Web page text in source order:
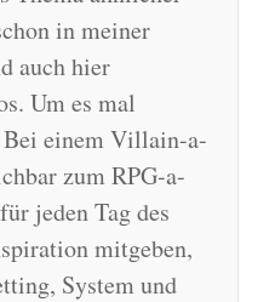
in meiner
auch hier
Um es mal
Bei einem Villain-a-
zum RPG-a-
jeden Tag des
mitgeben,
System und